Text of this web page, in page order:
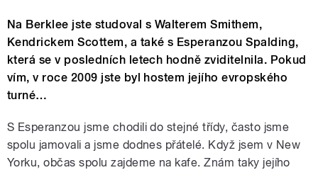
Na Berklee jste studoval s Walterem Smithem,
Kendrickem Scottem, a také s Esperanzou Spalding,
která se v posledních letech hodně zviditelnila. Pokud
vím, v roce 2009 jste byl hostem jejího evropského
turné…
S Esperanzou jsme chodili do stejné třídy, často jsme
spolu jamovali a jsme dodnes přátelé. Když jsem v New
Yorku, občas spolu zajdeme na kafe. Znám taky jejího